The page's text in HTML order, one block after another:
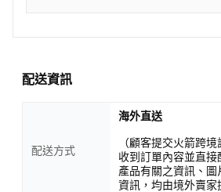
配送資訊
配送方式
海外直送
（顧客提交火箭跨
收到訂單內容並直
產品有關之資訊、
資訊，均由境外賣家